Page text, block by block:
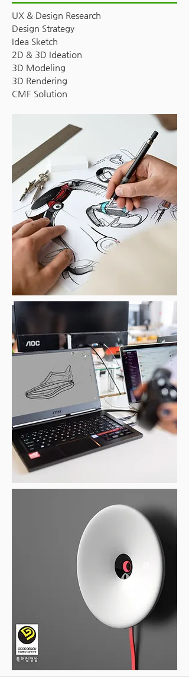
UX & Design Research
Design Strategy
Idea Sketch
2D & 3D Ideation
3D Modeling
3D Rendering
CMF Solution